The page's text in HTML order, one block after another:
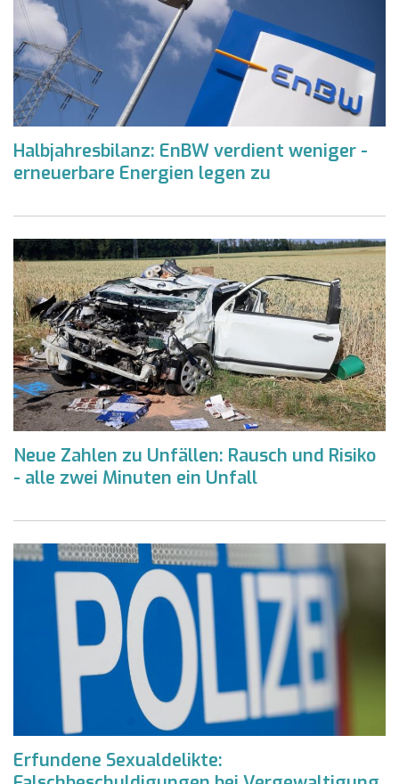
Halbjahresbilanz: EnBW verdient weniger -
erneuerbare Energien legen zu
Neue Zahlen zu Unfällen: Rausch und Risiko
- alle zwei Minuten ein Unfall
Erfundene Sexualdelikte: